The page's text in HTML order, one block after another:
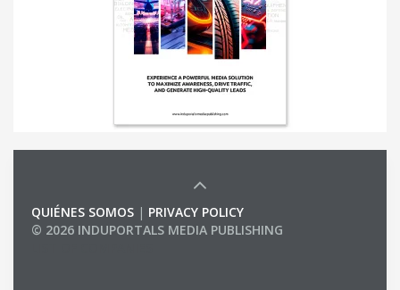
QUIÉNES SOMOS | PRIVACY POLICY
© 2026 INDUPORTALS MEDIA PUBLISHING